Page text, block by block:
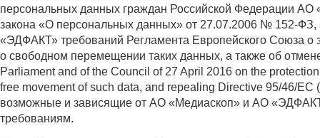
персональных данных граждан Российской Федерации
закона «О персональных данных» от 27.07.2006 № 152-
«ЭДФАКТ» требований Регламента Европейского Союза о
о свободном перемещении таких данных, а также об
Parliament and of the Council of 27 April 2016 on the
free movement of such data, and repealing Directive 95/46/
возможные и зависящие от АО «Медиаскоп» и АО
требованиям.